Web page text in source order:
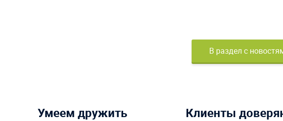
В раздел с
Умеем дружить Клиенты